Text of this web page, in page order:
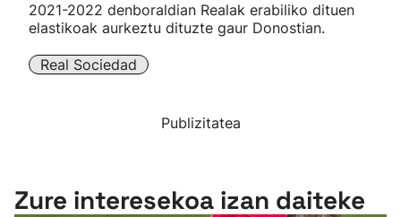
Mendi-lasterketak
2021-2022 denboraldian Realak erabiliko dituen
elastikoak aurkeztu dituzte gaur Donostian.
Real Sociedad
Publizitatea
Zure interesekoa izan daiteke